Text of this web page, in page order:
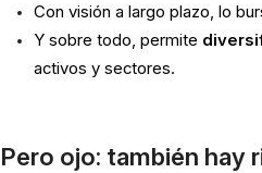
Con visión a largo plazo, lo
Y sobre todo, permite
activos y sectores.
Pero ojo: también hay